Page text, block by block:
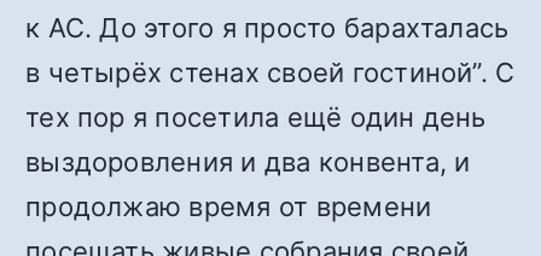
к АС. До этого я просто барахталась
в четырёх стенах своей гостиной”. С
тех пор я посетила ещё один день
выздоровления и два конвента, и
продолжаю время от времени